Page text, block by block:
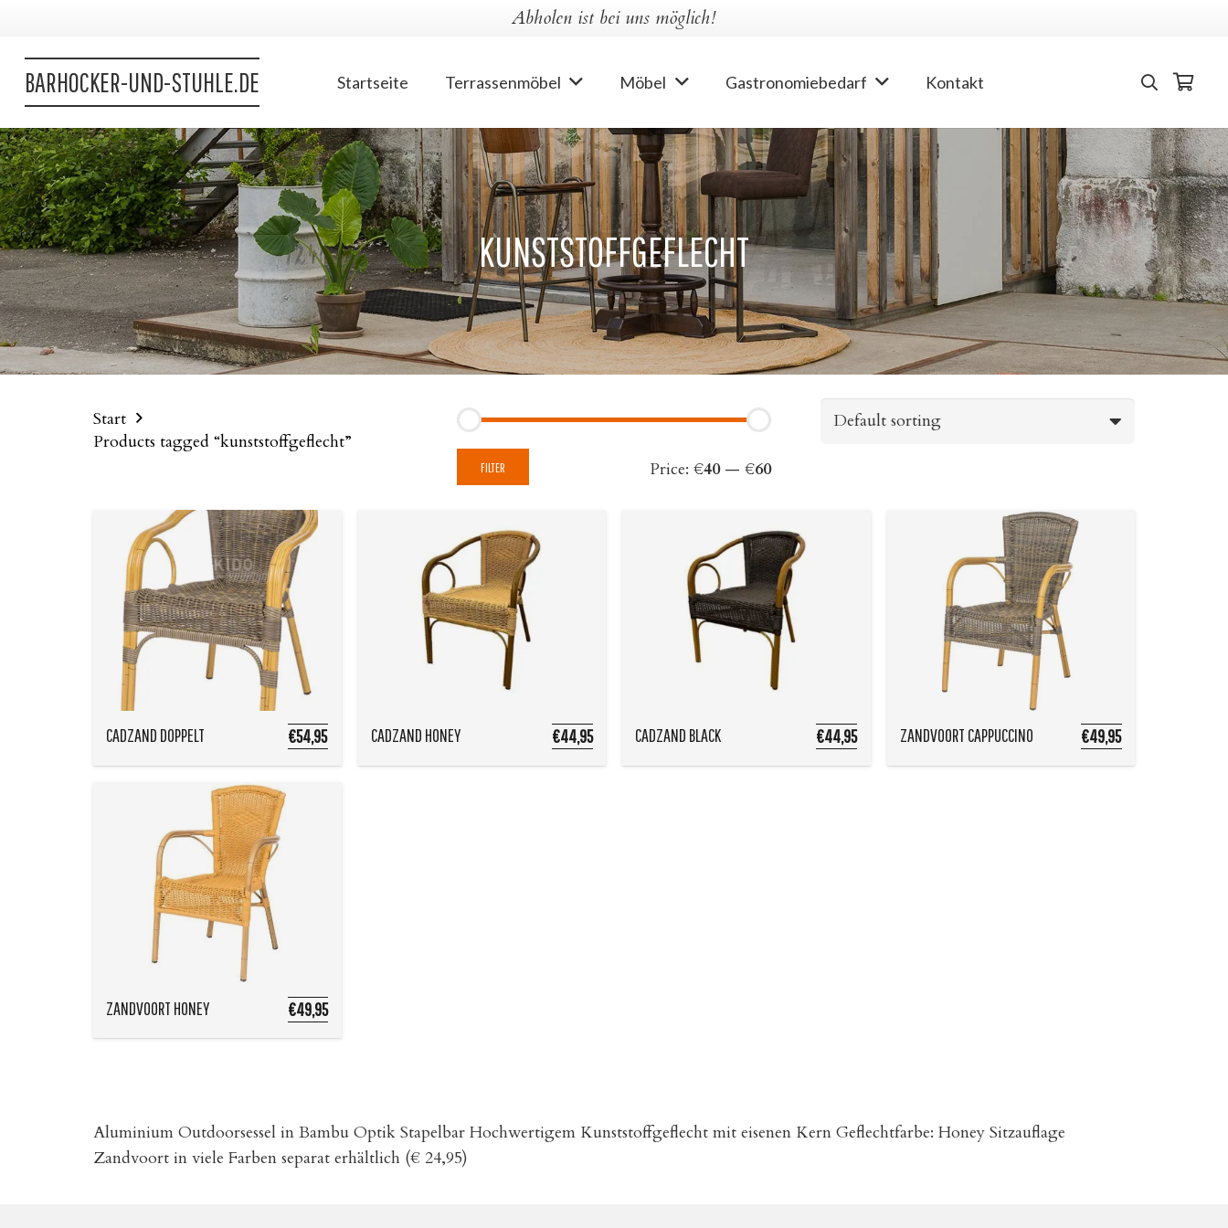
Abholen ist bei uns möglich!
BARHOCKER-UND-STUHLE.DE Startseite Terrassenmöbel Möbel Gastronomiebedarf Kontakt
KUNSTSTOFFGEFLECHT
Start
Products tagged “kunststoffgeflecht”
Min
Max
FILTER Price: €40— €60
CADZAND DOPPELT €54,95 CADZAND HONEY €44,95 CADZAND BLACK €44,95 ZANDVOORT CAPPUCCINO €49,95
ZANDVOORT HONEY €49,95
Aluminium Outdoorsessel in Bambu Optik Stapelbar Hochwertigem Kunststoffgeflecht mit eisenen Kern Geflechtfarbe: Honey Sitzauflage
Zandvoort in viele Farben separat erhältlich (€ 24,95)